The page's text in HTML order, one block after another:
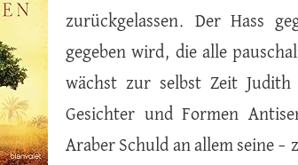
zurückgelassen. Der Hass
gegeben wird, die alle
wächst zur selbst Zeit
Gesichter und Formen
Araber Schuld an allem seine